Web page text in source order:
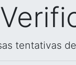
tentativas